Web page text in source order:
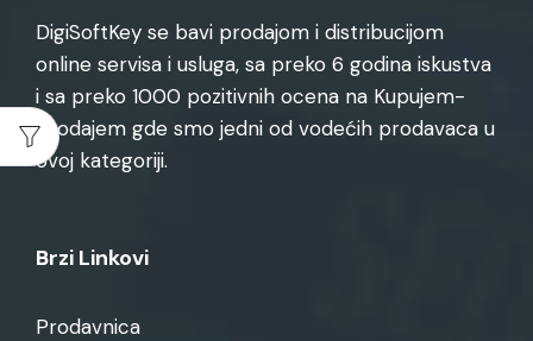
DigiSoftKey se bavi prodajom i distribucijom
online servisa i usluga, sa preko 6 godina iskustva
i sa preko 1000 pozitivnih ocena na Kupujem-
Prodajem gde smo jedni od vodećih prodavaca u
ovoj kategoriji.
Brzi Linkovi
Prodavnica